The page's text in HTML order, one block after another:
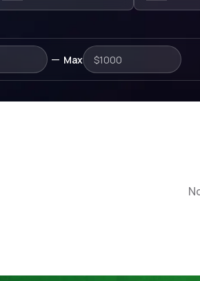
— Max